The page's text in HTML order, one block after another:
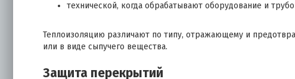
технической, когда обрабатывают оборудование и
Теплоизоляцию различают по типу, отражающему и
или в виде сыпучего вещества.
Защита перекрытий